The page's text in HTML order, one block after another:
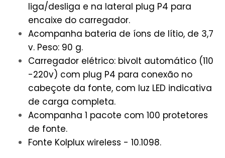
liga/desliga e na lateral plug P4 para
encaixe do carregador.
Acompanha bateria de íons de lítio, de 3,7
v. Peso: 90 g.
Carregador elétrico: bivolt automático (110
-220v) com plug P4 para conexão no
cabeçote da fonte, com luz LED indicativa
de carga completa.
Acompanha 1 pacote com 100 protetores
de fonte.
Fonte Kolplux wireless - 10.1098.